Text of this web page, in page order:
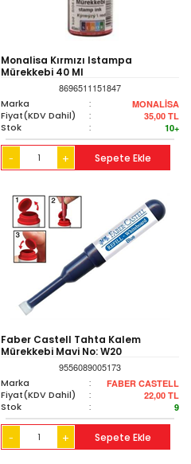
Monalisa Kırmızı Istampa
Mürekkebi 40 Ml
8696511151847
Marka
: MONALİSA
Fiyat(KDV Dahil) : 35,00 TL
Stok : 10+
- + Sepete Ekle
Faber Castell Tahta Kalem
Mürekkebi Mavi No: W20
9556089005173
Marka
: FABER CASTELL
Fiyat(KDV Dahil) : 22,00 TL
Stok : 9
- + Sepete Ekle